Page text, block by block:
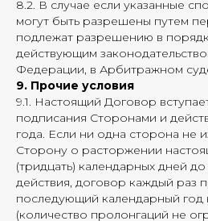
8.2. В случае если указанные
могут быть разрешены путем
подлежат разрешению в
действующим
Федерации, в Арбитражном
9. Прочие условия
9.1. Настоящий Договор
подписания Сторонами и
года. Если ни одна сторона не
Сторону о расторжении
(тридцать) календарных дней
действия, договор каждый раз
последующий календарный год
(количество пролонгаций не